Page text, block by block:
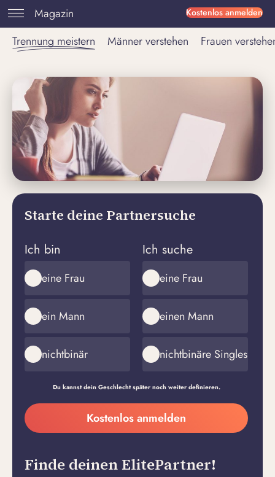
Kostenlos anmelden
Magazin
Trennung meistern
Männer verstehen Frauen
Starte deine Partnersuche
Ich bin
eine Frau
ein Mann
nichtbinär
Ich suche
eine Frau
einen Mann
nichtbinäre Singles
Du kannst dein Geschlecht später noch weiter definieren.
Meine
E-
Adresse
erstellen
Kostenlos anmelden
Finde deinen ElitePartner!